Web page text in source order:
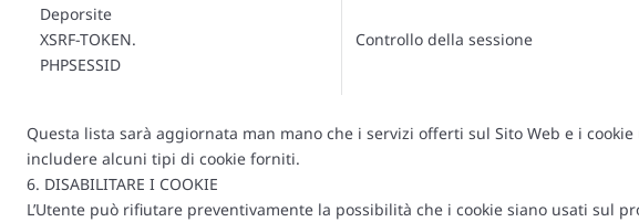
Deporsite
XSRF-TOKEN.
PHPSESSID
Controllo della sessione
Questa lista sarà aggiornata man mano che i servizi offerti sul Sito Web e i
includere alcuni tipi di cookie forniti.
6. DISABILITARE I COOKIE
L’Utente può rifiutare preventivamente la possibilità che i cookie siano usati sul